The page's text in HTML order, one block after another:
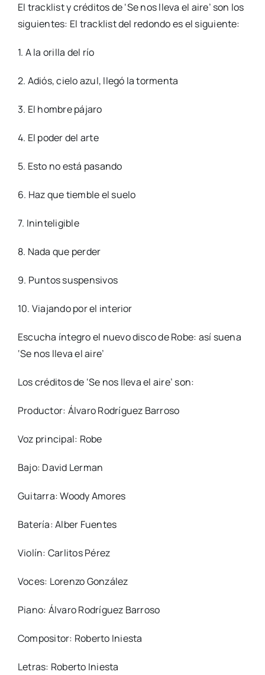
El tracklist y créditos de ‘Se nos lleva el aire’ son los
siguientes: El tracklist del redondo es el siguiente:
1. A la orilla del río
2. Adiós, cielo azul, llegó la tormenta
3. El hombre pájaro
4. El poder del arte
5. Esto no está pasando
6. Haz que tiemble el suelo
7. Ininteligible
8. Nada que perder
9. Puntos suspensivos
10. Viajando por el interior
Escucha íntegro el nuevo disco de Robe: así suena
‘Se nos lleva el aire’
Los créditos de ‘Se nos lleva el aire’ son:
Productor: Álvaro Rodríguez Barroso
Voz principal: Robe
Bajo: David Lerman
Guitarra: Woody Amores
Batería: Alber Fuentes
Violín: Carlitos Pérez
Voces: Lorenzo González
Piano: Álvaro Rodríguez Barroso
Compositor: Roberto Iniesta
Letras: Roberto Iniesta